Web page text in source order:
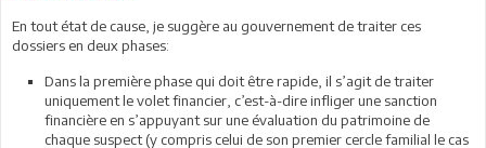
En tout état de cause, je suggère au gouvernement de traiter ces
dossiers en deux phases:
Dans la première phase qui doit être rapide, il s’agit de traiter
uniquement le volet financier, c’est-à-dire infliger une sanction
financière en s’appuyant sur une évaluation du patrimoine de
chaque suspect (y compris celui de son premier cercle familial le cas